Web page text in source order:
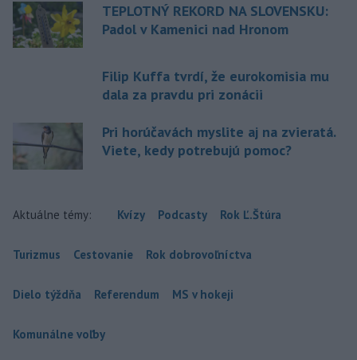
TEPLOTNÝ REKORD NA SLOVENSKU:
Padol v Kamenici nad Hronom
Filip Kuffa tvrdí, že eurokomisia mu
dala za pravdu pri zonácii
Pri horúčavách myslite aj na zvieratá.
Viete, kedy potrebujú pomoc?
Aktuálne témy: Kvízy Podcasty Rok Ľ.Štúra
Turizmus Cestovanie Rok dobrovoľníctva
Dielo týždňa Referendum MS v hokeji
Komunálne voľby